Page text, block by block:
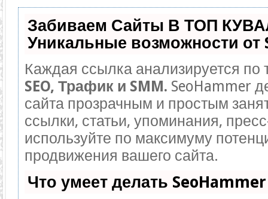
Забиваем Сайты В ТОП
Уникальные возможности от
Каждая ссылка анализируется по
SEO, Трафик и SMM. SeoHammer
сайта прозрачным и простым
ссылки, статьи, упоминания,
используйте по максимуму
продвижения вашего сайта.
Что умеет делать SeoHammer